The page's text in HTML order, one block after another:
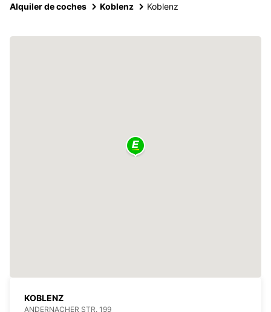
Alquiler de coches Koblenz Koblenz
KOBLENZ
ANDERNACHER STR. 199